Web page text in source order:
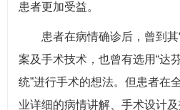
患者更加受益。
患者在病情确诊后，曾到其
案及手术技术，也曾有选用“达
统”进行手术的想法。但患者在
业详细的病情讲解、手术设计